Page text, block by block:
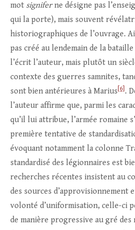
mot signiferne désigne pas
qui la porte), mais souvent
historiographiques de l’ouvrage.
pas créé au lendemain de la bataille
l’écrit l’auteur, mais plutôt un
contexte des guerres samnites,
sont bien antérieures à Marius [6] .
l’auteur affirme que, parmi les
qu’il lui attribue, l’armée romaine
première tentative de
évoquant notamment la colonne
standardisé des légionnaires est
recherches récentes insistent au
des sources d’approvisionnement
volonté d’uniformisation, celle-ci
de manière progressive au gré